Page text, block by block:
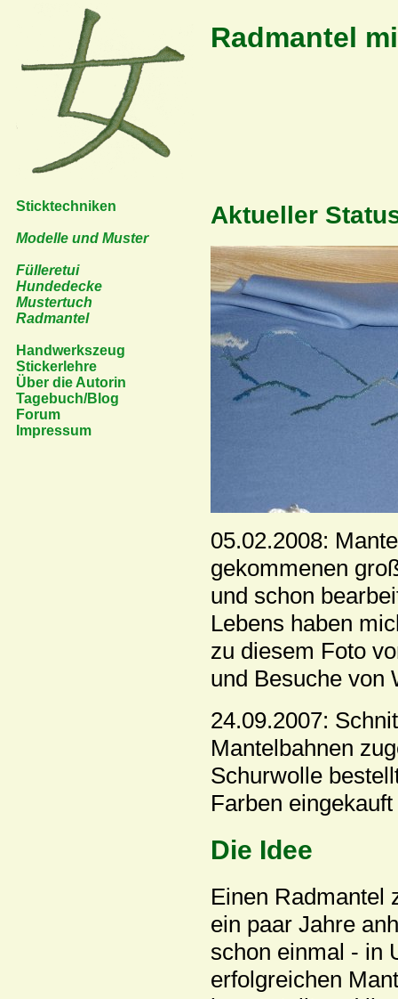
Radmantel
Sticktechniken
Modelle und Muster
Fülleretui
Hundedecke
Mustertuch
Radmantel
Handwerkszeug
Stickerlehre
Über die Autorin
Tagebuch/Blog
Forum
Impressum
Aktueller
05.02.2008:
gekommenen
und schon
Lebens haben
zu diesem Foto
und Besuche von
24.09.2007:
Mantelbahnen
Schurwolle
Farben
Die Idee
Einen Radmantel
ein paar Jahre
schon einmal - in
erfolgreichen